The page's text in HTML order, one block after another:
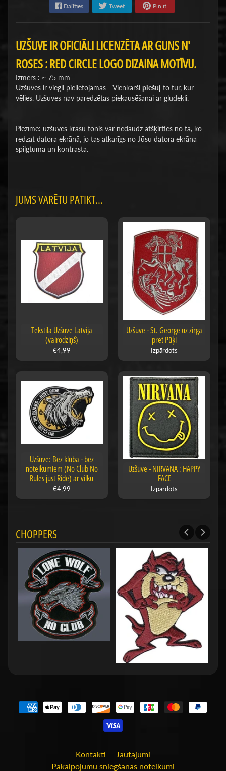
Dalīties Tweet Pin it
UZŠUVE IR OFICIĀLI LICENZĒTA AR GUNS N'
ROSES : RED CIRCLE LOGO DIZAINA MOTĪVU.
Izmērs : ~ 75 mm
Uzšuves ir viegli pielietojamas - Vienkārši piešuj to tur, kur
vēlies. Uzšuves nav paredzētas piekausēšanai ar gludekli.
Piezīme: uzšuves krāsu tonis var nedaudz atšķirties no tā, ko
redzat datora ekrānā, jo tas atkarīgs no Jūsu datora ekrāna
spilgtuma un kontrasta.
JUMS VARĒTU PATIKT...
Tekstila Uzšuve Latvija
(vairodziņš)
€4,99
Uzšuve - St. George uz zirga
pret Pūķi
Izpārdots
Uzšuve: Bez kluba - bez
noteikumiem (No Club No
Rules just Ride) ar vilku
€4,99
Uzšuve - NIRVANA : HAPPY
FACE
Izpārdots
CHOPPERS
Kontakti
Jautājumi
Pakalpojumu sniegšanas noteikumi